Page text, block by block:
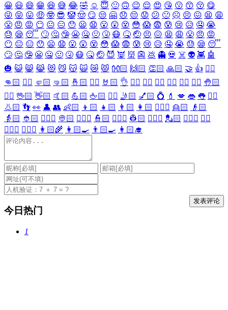
😀 😃 😄 😁 😆 😅 😂 🤣 ☺️ 😇 🙂 🙃 😉 😌 😍 😘 😗 😙 😚 😋
😜 😝 😛 🤑 🤓 😎 🤡 🤠 😏 😒 🤗 😞 😔 😟 😕 🙁 ☹️ 😣 😖 😫 😩
😤 😠 😡 😶 😐 😑 😯 😦 😧 😮 😲 😵 😳 😱 😨 😰 😢 😥 🤤 😭
😓 😪 😴 🙄 🤔 🤥 😬 🤐 🤢 🤧 😷 🤒 🤕 😣 😖 😫 😩 😤 😠 😡
😶 😐 😑 😯 😦 😧 😮 😲 😵 😳 😱 😨 😰 😢 😥 🤤 😭 😓 😪 😴
🙄 🤔 🤥 😬 🤐 🤢 🤧 😷 🤒 🤕 😈 👿 👹 👺 💩 👻 💀 ☠️ 👽 👾 🤖
🎃 😺 😸 😹 😻 😼 😽 🙀 😿 😾 👐🏻 🙌🏻 👏🏻 🙏🏻 🤝 👍 👎🏻
👊🏻 ✊🏻 🤛🏻 🤜🏻 🤞🏻 ✌🏻 🤘🏻 👌 👈🏻 👉🏻 👆🏻 👇🏻 ☝🏻 ✋🏻 🤚🏻
🖐🏻 🖖🏻 👋🏻 🤙🏻 💪🏻 🖕🏻 ✍🏻 🤳🏻 💅🏻 💍 💄 💋 👄 👅 👂🏻
👃🏻 👣 👀 👤 👥 👶🏻 👦🏻 👧🏻 👨🏻 👩🏻 👱🏻‍♀️ 👱🏻
👴🏻
👵🏻 👲🏻 👳🏻‍♀️ 👳🏻 👮🏻‍♀️ 👮🏻 👷🏻‍♀️ 👷🏻 💂🏻‍♀️ 💂🏻 🕵🏻‍♀️ 🕵🏻
👩🏻‍⚕️ 👨🏻‍⚕️ 👩🏻‍🌾 👩🏻‍🍳 👨🏻‍🍳 👩🏻‍🎓
今日热门
1